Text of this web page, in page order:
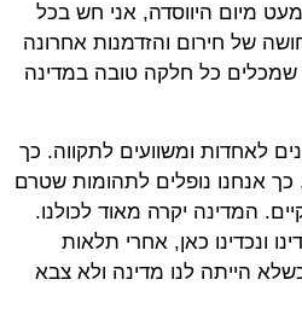
מיום היווסדה, אני חש בכל
של חירום והזדמנות אחרונה
כל חלקה טובה במדינה
לאחדות ומשוועים לתקווה. כך
אנחנו נופלים לתהומות שטרם
המדינה יקרה מאוד לכולנו.
ונכדינו כאן, אחרי תלאות
הייתה לנו מדינה ולא צבא